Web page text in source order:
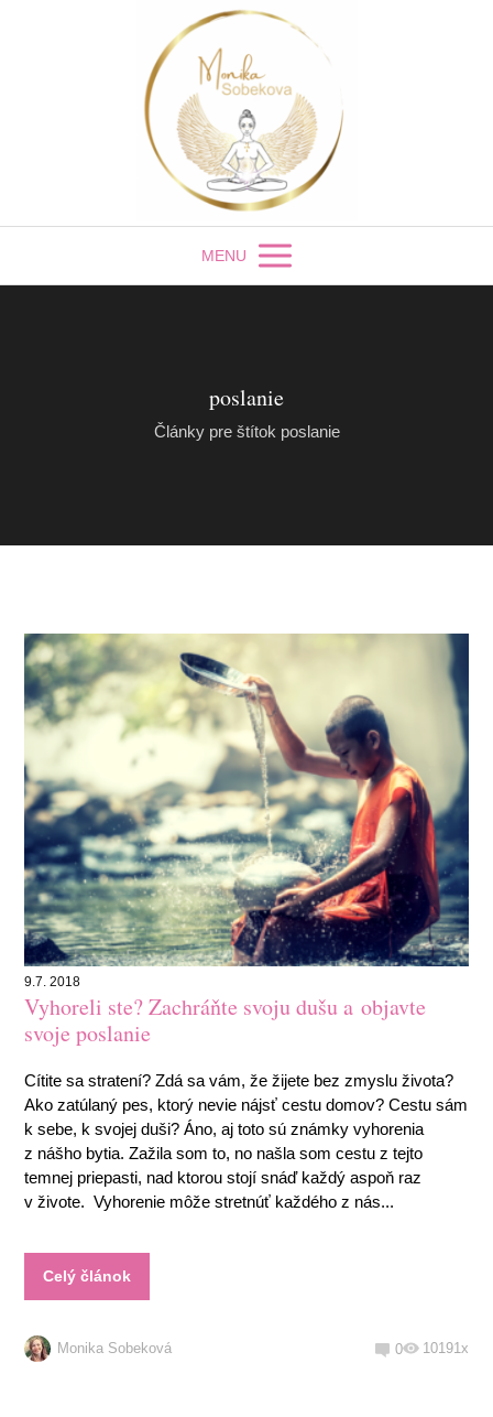
MENU
poslanie
Články pre štítok poslanie
9.7. 2018
Vyhoreli ste? Zachráňte svoju dušu a objavte
svoje poslanie
Cítite sa stratení? Zdá sa vám, že žijete bez zmyslu života?
Ako zatúlaný pes, ktorý nevie nájsť cestu domov? Cestu sám
k sebe, k svojej duši? Áno, aj toto sú známky vyhorenia
z nášho bytia. Zažila som to, no našla som cestu z tejto
temnej priepasti, nad ktorou stojí snáď každý aspoň raz
v živote. Vyhorenie môže stretnúť každého z nás...
Celý článok
Monika Sobeková 0 10191x